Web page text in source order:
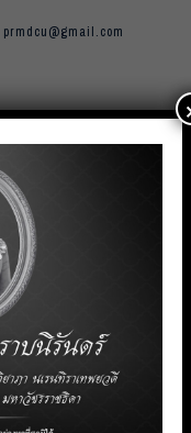
prmdcu@gmail.com